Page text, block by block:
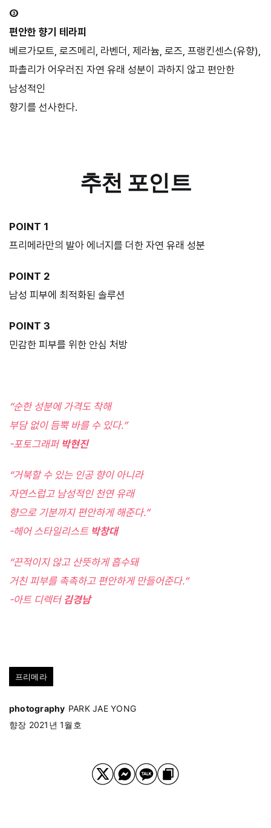
③
편안한 향기 테라피
베르가모트, 로즈메리, 라벤더, 제라늄, 로즈, 프랭킨센스(유향),
파촐리가 어우러진 자연 유래 성분이 과하지 않고 편안한
남성적인
향기를 선사한다.
추천 포인트
POINT 1
프리메라만의 발아 에너지를 더한 자연 유래 성분
POINT 2
남성 피부에 최적화된 솔루션
POINT 3
민감한 피부를 위한 안심 처방
“순한 성분에 가격도 착해
부담 없이 듬뿍 바를 수 있다.”
-포토그래퍼 박현진
“거북할 수 있는 인공 향이 아니라
자연스럽고 남성적인 천연 유래
향으로 기분까지 편안하게 해준다.”
-헤어 스타일리스트 박창대
“끈적이지 않고 산뜻하게 흡수돼
거친 피부를 촉촉하고 편안하게 만들어준다.”
-아트 디렉터 김경남
프리메라
photography PARK JAE YONG
향장 2021년 1월호